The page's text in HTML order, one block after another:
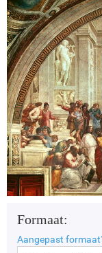
Formaat:
Aangepast